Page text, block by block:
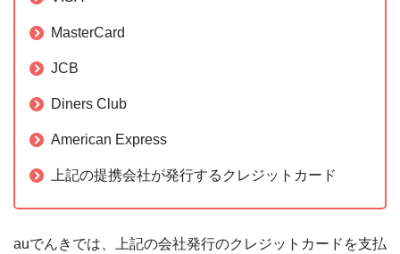
MasterCard
JCB
Diners Club
American Express
上記の提携会社が発行するクレジットカード
auでんきでは、上記の会社発行のクレジットカードを支払